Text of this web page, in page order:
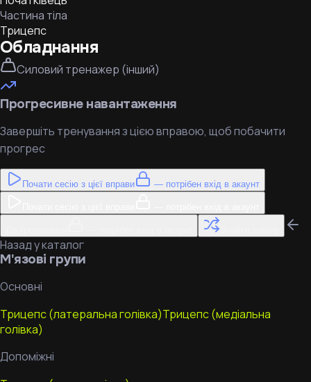
Частина тіла
Трицепс
Обладнання
Силовий тренажер (інший)
Прогресивне навантаження
Завершіть тренування з цією вправою, щоб побачити
прогрес
Почати сесію з цієї вправи — потрібен вхід в акаунт
Назад у каталог
М'язові групи
Основні
Трицепс (латеральна голівка)Трицепс (медіальна
голівка)
Допоміжні